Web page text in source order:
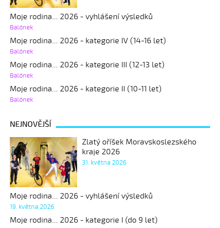
Moje rodina... 2026 - vyhlášení výsledků
Balónek
Moje rodina... 2026 - kategorie IV (14-16 let)
Balónek
Moje rodina... 2026 - kategorie III (12-13 let)
Balónek
Moje rodina... 2026 - kategorie II (10-11 let)
Balónek
NEJNOVĚJŠÍ
Zlatý oříšek Moravskoslezského
kraje 2026
31. května 2026
Moje rodina... 2026 - vyhlášení výsledků
19. května 2026
Moje rodina... 2026 - kategorie I (do 9 let)